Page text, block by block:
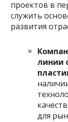
проектов в
служить
развития
линии
для